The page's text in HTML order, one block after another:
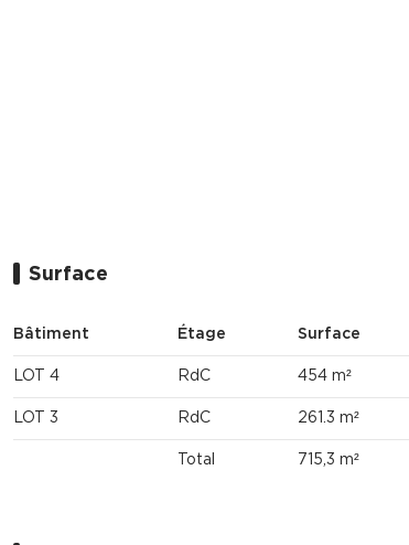
Surface
Bâtiment Étage Surface
LOT 4 RdC 454 m²
LOT 3 RdC 261.3 m²
Total 715,3 m²